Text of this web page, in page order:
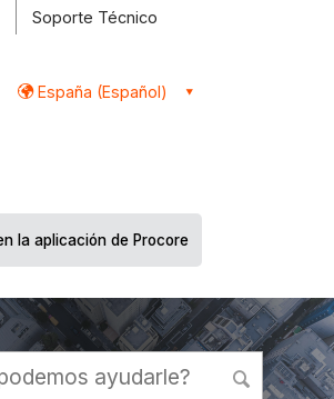
Soporte Técnico
España (Español)
la aplicación de Procore